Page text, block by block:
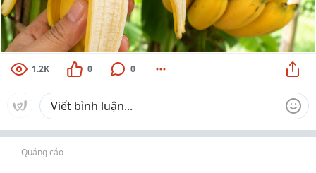
1.2K 0 0
Quảng cáo